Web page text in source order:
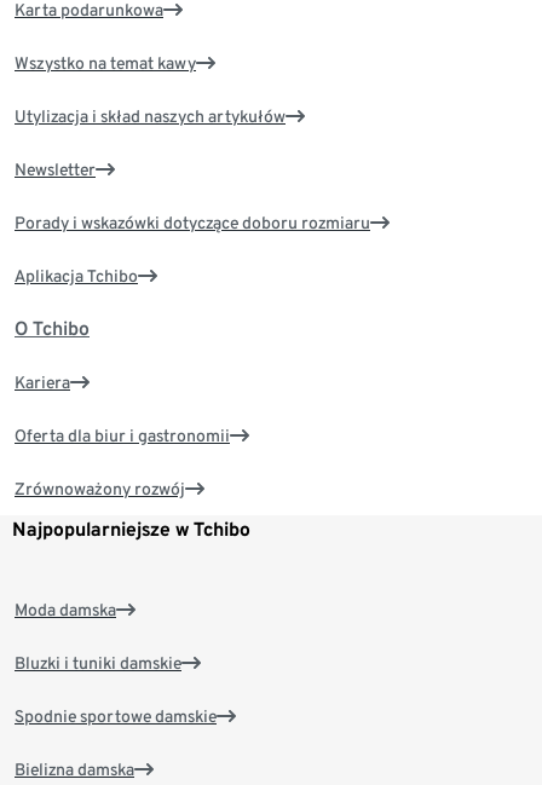
Karta podarunkowa
Wszystko na temat kawy
Utylizacja i skład naszych artykułów
Newsletter
Porady i wskazówki dotyczące doboru rozmiaru
Aplikacja Tchibo
O Tchibo
Kariera
Oferta dla biur i gastronomii
Zrównoważony rozwój
Najpopularniejsze w Tchibo
Moda damska
Bluzki i tuniki damskie
Spodnie sportowe damskie
Bielizna damska